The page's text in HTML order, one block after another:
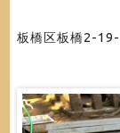
板橋区板橋2-19-